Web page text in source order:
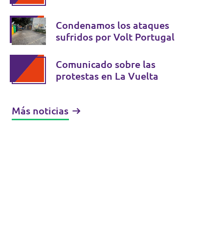
Condenamos los ataques
sufridos por Volt Portugal
Comunicado sobre las
protestas en La Vuelta
Más noticias